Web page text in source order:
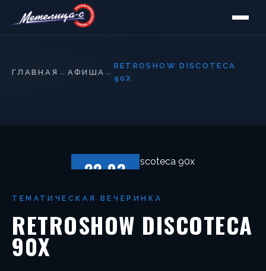
ГЛАВНАЯ → АФИША →
RETROSHOW DISCOTECA
90X
22.03
ТЕМАТИЧЕСКАЯ ВЕЧЕРИНКА
RETROSHOW DISCOTECA
90X